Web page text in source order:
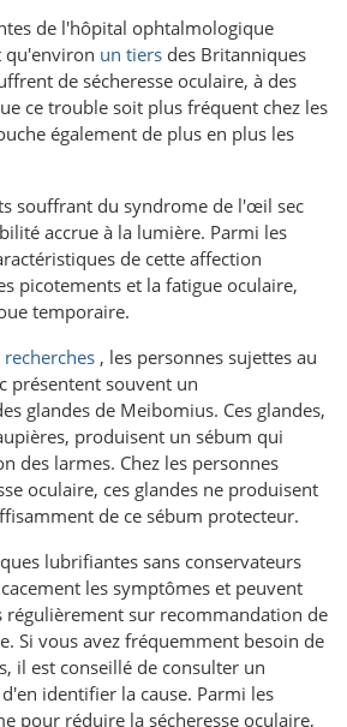
de l'hôpital ophtalmologique
un tiers des Britanniques
de sécheresse oculaire, à des
ce trouble soit plus fréquent chez les
également de plus en plus les
souffrant du syndrome de l'œil sec
accrue à la lumière. Parmi les
de cette affection
picotements et la fatigue oculaire,
temporaire.
, les personnes sujettes au
présentent souvent un
glandes de Meibomius. Ces glandes,
produisent un sébum qui
des larmes. Chez les personnes
oculaire, ces glandes ne produisent
de ce sébum protecteur.
lubrifiantes sans conservateurs
les symptômes et peuvent
régulièrement sur recommandation de
Si vous avez fréquemment besoin de
il est conseillé de consulter un
identifier la cause. Parmi les
pour réduire la sécheresse oculaire,